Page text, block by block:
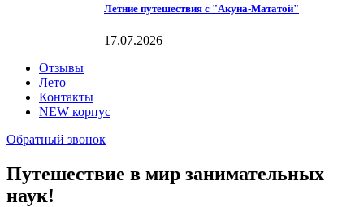
Летние путешествия с "Акуна-Мататой"
17.07.2026
Отзывы
Лето
Контакты
NEW корпус
Обратный звонок
Путешествие в мир занимательных
наук!